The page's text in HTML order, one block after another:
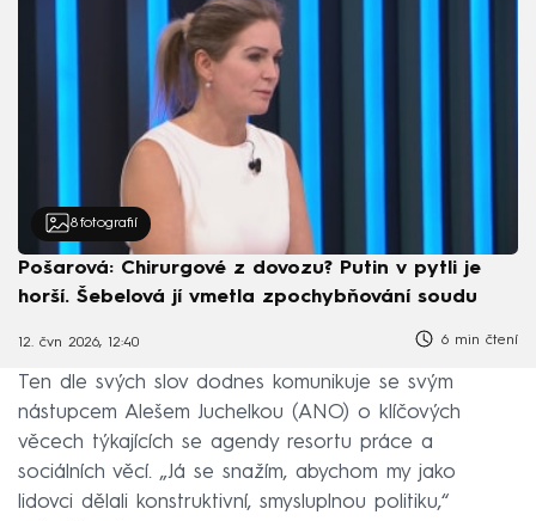
8 fotografií
Pošarová: Chirurgové z dovozu? Putin v pytli je
horší. Šebelová jí vmetla zpochybňování soudu
12. čvn 2026, 12:40 6 min čtení
Ten dle svých slov dodnes komunikuje se svým
nástupcem Alešem Juchelkou (ANO) o klíčových
věcech týkajících se agendy resortu práce a
sociálních věcí. „Já se snažím, abychom my jako
lidovci dělali konstruktivní, smysluplnou politiku,“